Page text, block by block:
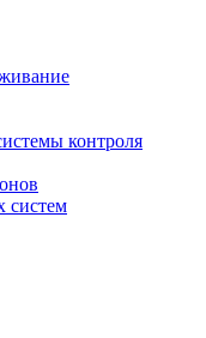
контроля
систем